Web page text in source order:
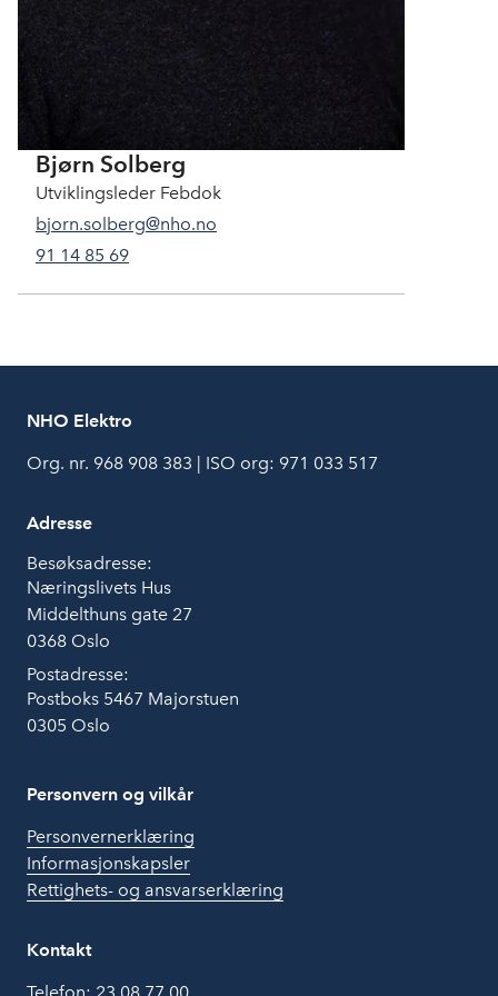
Bjørn Solberg
Utviklingsleder Febdok
bjorn.solberg@nho.no
91 14 85 69
NHO Elektro
Org. nr. 968 908 383 | ISO org: 971 033 517
Adresse
Besøksadresse:
Næringslivets Hus
Middelthuns gate 27
0368 Oslo
Postadresse:
Postboks 5467 Majorstuen
0305 Oslo
Personvern og vilkår
Personvernerklæring
Informasjonskapsler
Rettighets- og ansvarserklæring
Kontakt